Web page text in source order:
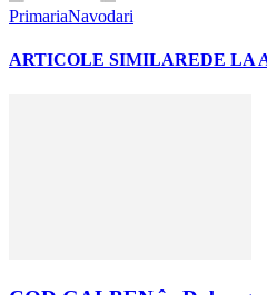
PrimariaNavodari
ARTICOLE SIMILAREDE LA